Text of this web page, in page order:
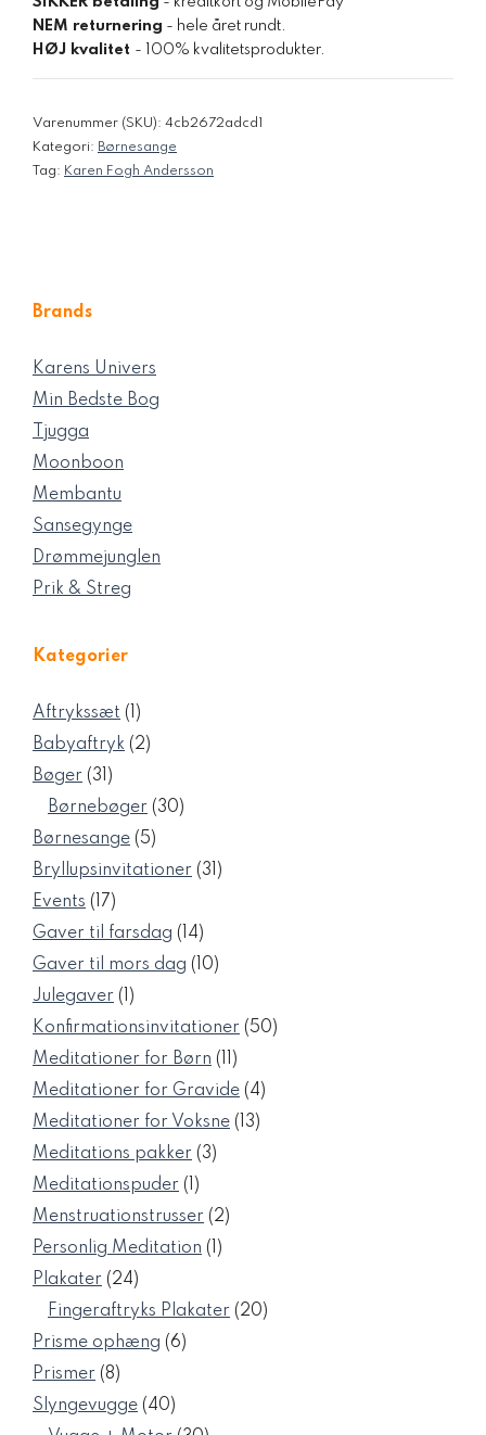
NEM returnering - hele året rundt.
HØJ kvalitet - 100% kvalitetsprodukter.
Varenummer (SKU): 4cb2672adcd1
Kategori: Børnesange
Tag: Karen Fogh Andersson
Brands
Karens Univers
Min Bedste Bog
Tjugga
Moonboon
Membantu
Sansegynge
Drømmejunglen
Prik & Streg
Kategorier
Aftrykssæt
1
vare
Babyaftryk 22
Bøger 31 31
Børnebøger 3030
Børnesange 55
varer
Bryllupsinvitationer 31 31
Events 1717
varer
Gaver til farsdag 1414
varer
Gaver til mors dag 1010
Julegaver
1
vare
Konfirmationsinvitationer 5050
Meditationer for Børn
11
varer
Meditationer for Gravide 44
Meditationer for Voksne 1313
Meditations pakker 33
Meditationspuder
1
vare
Menstruationstrusser 22
Personlig Meditation
1
Plakater 2424
varer
Fingeraftryks Plakater 2020
Prisme ophæng 66
Prismer 88
varer
Slyngevugge 4040
varer